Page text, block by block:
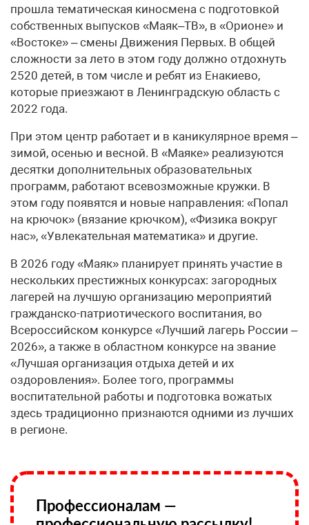
прошла тематическая киносмена с подготовкой
собственных выпусков «Маяк–ТВ», в «Орионе» и
«Востоке» – смены Движения Первых. В общей
сложности за лето в этом году должно отдохнуть
2520 детей, в том числе и ребят из Енакиево,
которые приезжают в Ленинградскую область с
2022 года.
При этом центр работает и в каникулярное время –
зимой, осенью и весной. В «Маяке» реализуются
десятки дополнительных образовательных
программ, работают всевозможные кружки. В
этом году появятся и новые направления: «Попал
на крючок» (вязание крючком), «Физика вокруг
нас», «Увлекательная математика» и другие.
В 2026 году «Маяк» планирует принять участие в
нескольких престижных конкурсах: загородных
лагерей на лучшую организацию мероприятий
гражданско-патриотического воспитания, во
Всероссийском конкурсе «Лучший лагерь России –
2026», а также в областном конкурсе на звание
«Лучшая организация отдыха детей и их
оздоровления». Более того, программы
воспитательной работы и подготовка вожатых
здесь традиционно признаются одними из лучших
в регионе.
Профессионалам —